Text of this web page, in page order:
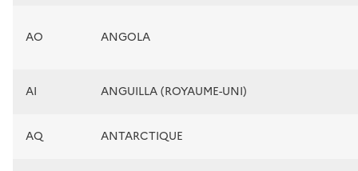
AO ANGOLA
AI ANGUILLA (ROYAUME-UNI)
AQ ANTARCTIQUE